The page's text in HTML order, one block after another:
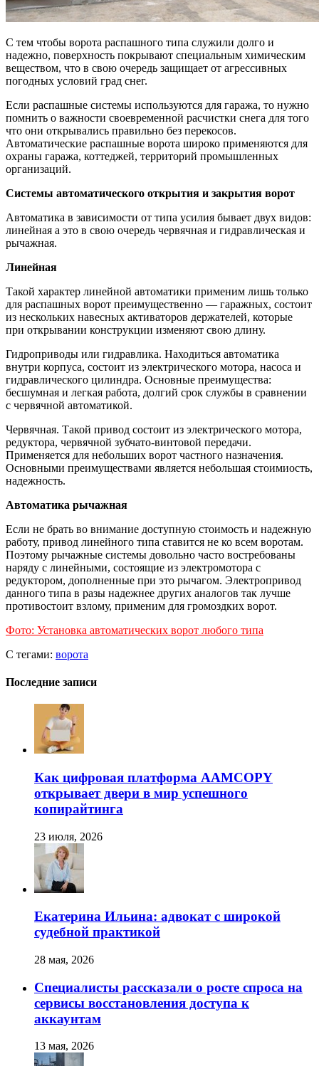
С тем чтобы ворота распашного типа служили долго и
надежно, поверхность покрывают специальным химическим
веществом, что в свою очередь защищает от агрессивных
погодных условий град снег.
Если распашные системы используются для гаража, то нужно
помнить о важности своевременной расчистки снега для того
что они открывались правильно без перекосов.
Автоматические распашные ворота широко применяются для
охраны гаража, коттеджей, территорий промышленных
организаций.
Системы автоматического открытия и закрытия ворот
Автоматика в зависимости от типа усилия бывает двух видов:
линейная а это в свою очередь червячная и гидравлическая и
рычажная.
Линейная
Такой характер линейной автоматики применим лишь только
для распашных ворот преимущественно — гаражных, состоит
из нескольких навесных активаторов держателей, которые
при открывании конструкции изменяют свою длину.
Гидроприводы или гидравлика. Находиться автоматика
внутри корпуса, состоит из электрического мотора, насоса и
гидравлического цилиндра. Основные преимущества:
бесшумная и легкая работа, долгий срок службы в сравнении
с червячной автоматикой.
Червячная. Такой привод состоит из электрического мотора,
редуктора, червячной зубчато-винтовой передачи.
Применяется для небольших ворот частного назначения.
Основными преимуществами является небольшая стоимиость,
надежность.
Автоматика рычажная
Если не брать во внимание доступную стоимость и надежную
работу, привод линейного типа ставится не ко всем воротам.
Поэтому рычажные системы довольно часто востребованы
наряду с линейными, состоящие из электромотора с
редуктором, дополненные при это рычагом. Электропривод
данного типа в разы надежнее других аналогов так лучше
противостоит взлому, применим для громоздких ворот.
Фото: Установка автоматических ворот любого типа
С тегами: ворота
Последние записи
Как цифровая платформа AAMCOPY
открывает двери в мир успешного
копирайтинга
23 июля, 2026
Екатерина Ильина: адвокат с широкой
судебной практикой
28 мая, 2026
Специалисты рассказали о росте спроса на
сервисы восстановления доступа к
аккаунтам
13 мая, 2026